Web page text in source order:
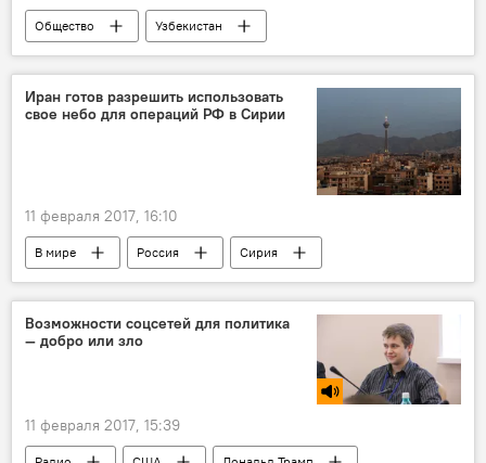
Общество
Узбекистан
МЧС Узбекистана
погода Снег
Иран готов разрешить использовать
свое небо для операций РФ в Сирии
11 февраля 2017, 16:10
В мире Россия
Сирия
Иран
Борьба с терроризмом
Авиабаза
ВКС
Возможности соцсетей для политика
— добро или зло
11 февраля 2017, 15:39